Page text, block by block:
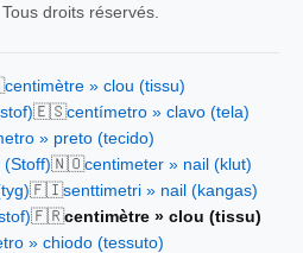
droits réservés.
centimètre » clou (tissu)
🇪🇸centímetro » clavo (tela)
» preto (tecido)
(Stoff)🇳🇴centimeter » nail (klut)
🇫🇮senttimetri » nail (kangas)
🇫🇷centimètre » clou (tissu)
» chiodo (tessuto)